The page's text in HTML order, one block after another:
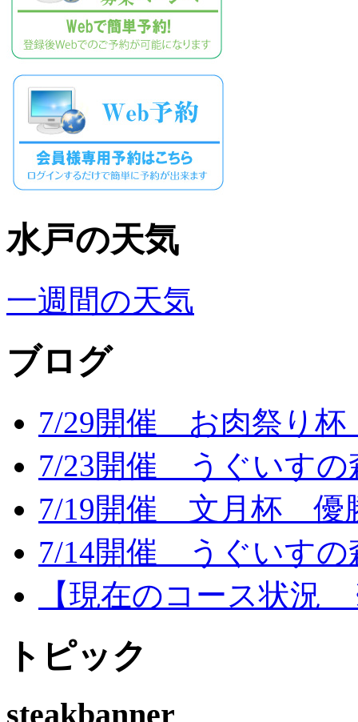
水戸の天気
一週間の天気
ブログ
7/29開催 お肉祭り
7/23開催 うぐいす
7/19開催 文月杯 優
7/14開催 うぐいす
【現在のコース状況
トピック
steakbanner